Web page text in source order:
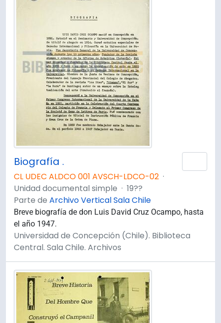
Biografía .
CL UDEC ALDCO 001 AVSCH-LDCO-02 ·
Unidad documental simple · 19??
Parte de Archivo Vertical Sala Chile
Breve biografía de don Luis David Cruz Ocampo, hasta
el año 1947.
Universidad de Concepción (Chile). Biblioteca
Central. Sala Chile. Archivos